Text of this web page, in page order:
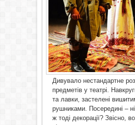
Дивувало нестандартне
предметів у театрі.
та лавки, застелені
рушниками. Посередині –
ж тоді декорації? Звісно,